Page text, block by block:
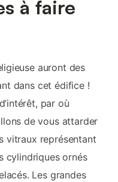
à faire
auront des
dans cet édifice !
par où
de vous attarder
vitraux représentant
cylindriques ornés
Les grandes